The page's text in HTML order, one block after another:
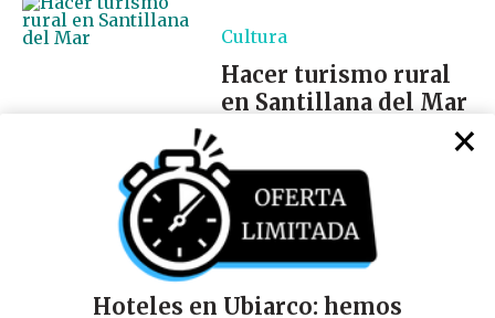
Cultura
Hacer turismo rural
en Santillana del Mar
Política de Privacidad
Términos y condiciones
×
Hoteles en Ubiarco: hemos